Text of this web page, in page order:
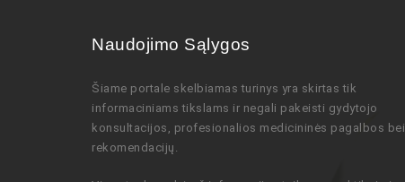
Naudojimo Sąlygos
Šiame portale skelbiamas turinys yra skirtas tik
informaciniams tikslams ir negali pakeisti gydytojo
konsultacijos, profesionalios medicininės pagalbos bei
rekomendacijų .